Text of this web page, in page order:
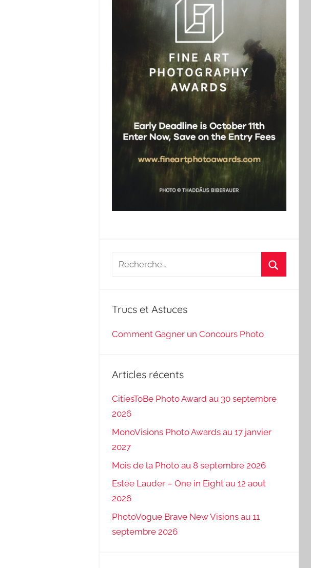
Recherche
Trucs et Astuces
Comment Gagner un Concours Photo
Articles récents
CitiesToBe Photo Award au 30 septembre
2026
MonoVisions Photo Awards au 17 janvier
2027
Mois de la Photo au 8 septembre 2026
Estée Lauder – One in Eight au 12 aout
2026
PhotoVogue Brave New Visions au 11
septembre 2026